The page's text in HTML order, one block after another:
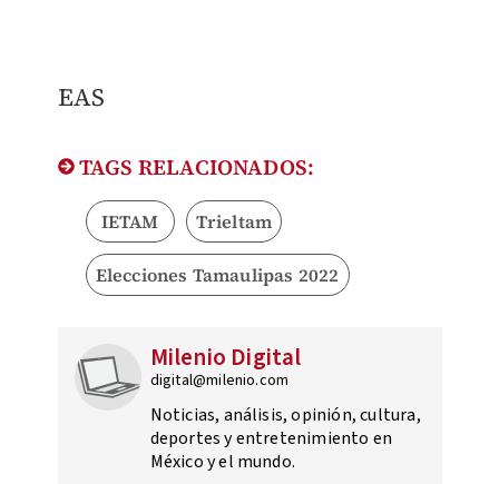
EAS
TAGS RELACIONADOS:
IETAM Trieltam
Elecciones Tamaulipas 2022
Milenio Digital
digital@milenio.com
Noticias, análisis, opinión, cultura,
deportes y entretenimiento en
México y el mundo.